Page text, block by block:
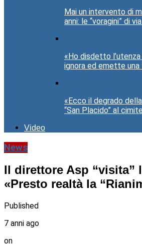
Mai un intervento di
anni: le “voragini” di
«Ho disdetto
ignora ed emette
«Ecco il degrado
“San Placido” al
Video
News
Il direttore Asp “visita”
«Presto realtà la
Published
7 anni ago
on